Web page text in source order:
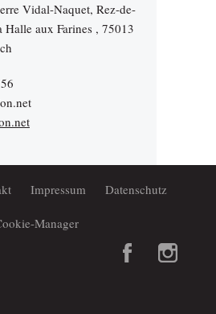
Vidal-Naquet, Rez-de-
Halle aux Farines , 75013
Impressum Datenschutz
Manager